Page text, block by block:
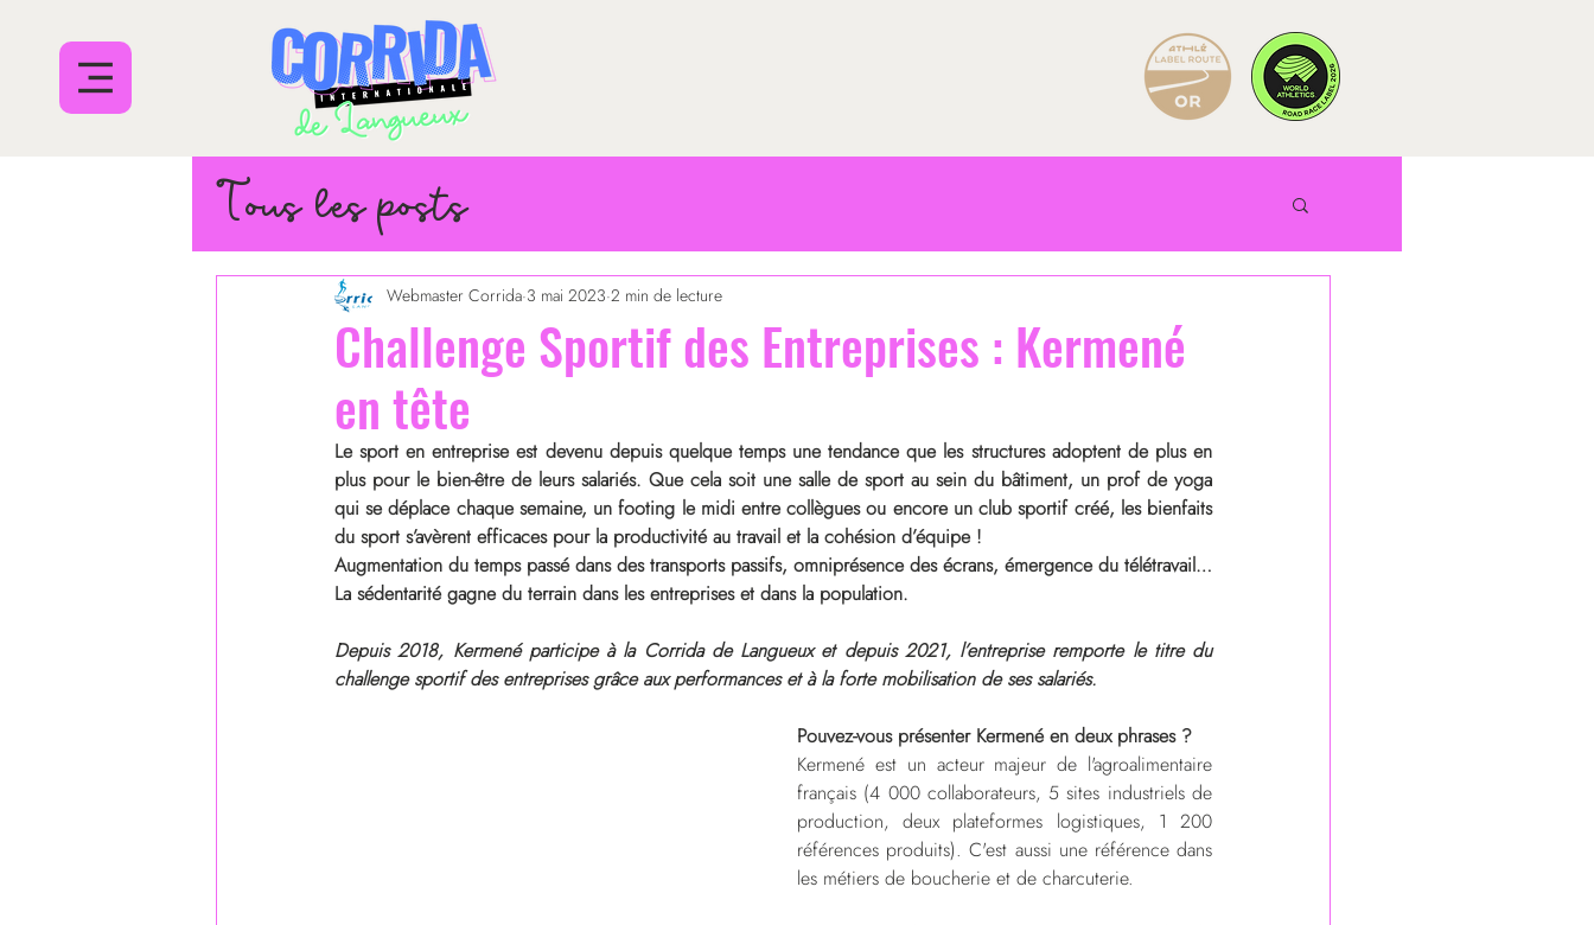
Tous les posts
Challenge Sportif des Entreprises : Kermené
en tête
Webmaster Corrida 3 mai 2023 2 min de lecture
Le sport en entreprise est devenu depuis quelque temps une tendance que les structures adoptent de plus en
plus pour le bien-être de leurs salariés. Que cela soit une salle de sport au sein du bâtiment, un prof de yoga
qui se déplace chaque semaine, un footing le midi entre collègues ou encore un club sportif créé, les bienfaits
du sport s’avèrent efficaces pour la productivité au travail et la cohésion d’équipe !
Augmentation du temps passé dans des transports passifs, omniprésence des écrans, émergence du télétravail…
La sédentarité gagne du terrain dans les entreprises et dans la population.
Depuis 2018, Kermené participe à la Corrida de Langueux et depuis 2021, l’entreprise remporte le titre du
challenge sportif des entreprises grâce aux performances et à la forte mobilisation de ses salariés.
Pouvez-vous présenter Kermené en deux phrases ?
Kermené est un acteur majeur de l'agroalimentaire
français (4 000 collaborateurs, 5 sites industriels de
production, deux plateformes logistiques, 1 200
références produits). C'est aussi une référence dans
les métiers de boucherie et de charcuterie.